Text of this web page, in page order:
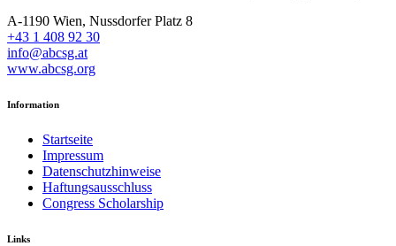
A-1190 Wien, Nussdorfer Platz 8
+43 1 408 92 30
info@abcsg.at
www.abcsg.org
Information
Startseite
Impressum
Datenschutzhinweise
Haftungsausschluss
Congress Scholarship
Links